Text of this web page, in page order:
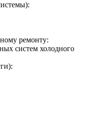
ремонту:
систем холодного